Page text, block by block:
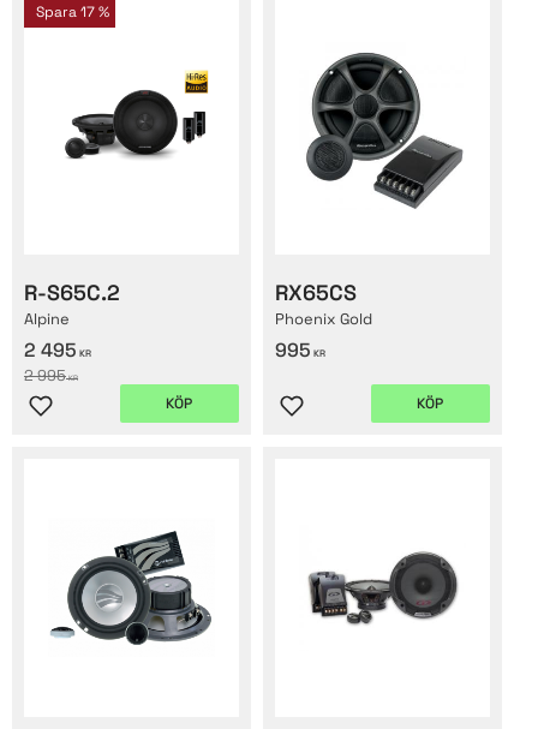
R-S65C.2
Alpine
2 495 KR
2 995KR
Spara17 %
Lägg till i favoriter
KÖP
RX65CS
Phoenix Gold
995 KR
Lägg till i favoriter
KÖP